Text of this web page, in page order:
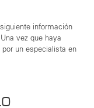
información
vez que haya
un especialista en